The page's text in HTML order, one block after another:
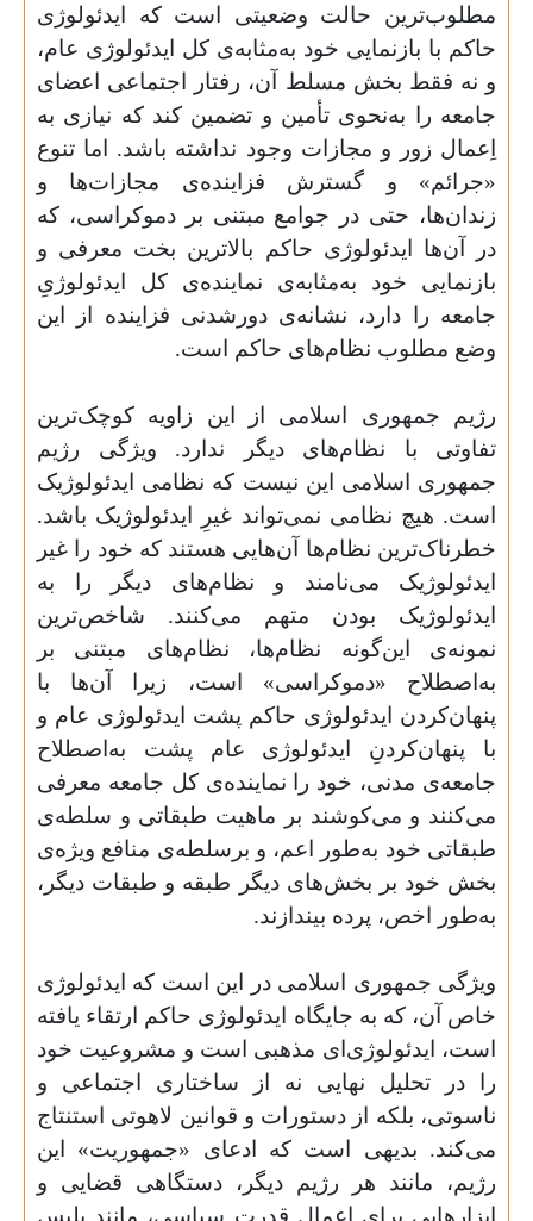
مطلوب‌ترین حالت وضعیتی است که ایدئولوژی
حاکم با بازنمایی خود به‌مثابه‌ی کل ایدئولوژی عام،
و نه فقط بخش مسلط آن، رفتار اجتماعی اعضای
جامعه را به‌نحوی تأمین و تضمین کند که نیازی به
اِعمال زور و مجازات وجود نداشته باشد. اما تنوع
«جرائم» و گسترش فزاینده‌ی مجازات‌ها و
زندان‌ها، حتی در جوامع مبتنی بر دموکراسی، که
در آن‌ها ایدئولوژی حاکم بالاترین بخت معرفی و
بازنمایی خود به‌مثابه‌ی نماینده‌ی کل ایدئولوژیِ
جامعه را دارد، نشانه‌ی دورشدنی فزاینده از این
وضع مطلوب نظام‌های حاکم است.
رژیم جمهوری اسلامی از این زاویه کوچک‌ترین
تفاوتی با نظام‌های دیگر ندارد. ویژگی رژیم
جمهوری اسلامی این نیست که نظامی ایدئولوژیک
است. هیچ نظامی نمی‌تواند غیرِ ایدئولوژیک باشد.
خطرناک‌ترین نظام‌ها آن‌هایی هستند که خود را غیر
ایدئولوژیک می‌نامند و نظام‌های دیگر را به
ایدئولوژیک ‌بودن متهم می‌کنند. شاخص‌ترین
نمونه‌ی این‌گونه نظام‌ها، نظام‌های مبتنی بر
به‌اصطلاح «دموکراسی» است، زیرا آن‌ها با
پنهان‌کردن ایدئولوژی حاکم پشت ایدئولوژی عام و
با پنهان‌کردنِ ایدئولوژی عام پشت به‌اصطلاح
جامعه‌ی مدنی، خود را نماینده‌ی کل جامعه معرفی
می‌کنند و می‌کوشند بر ماهیت طبقاتی و سلطه‌ی
طبقاتی خود به‌طور اعم، و برسلطه‌ی منافع ویژه‌ی
بخش خود بر بخش‌های دیگر طبقه و طبقات دیگر،
به‌طور اخص، پرده بیندازند.
ویژگی جمهوری اسلامی در این است که ایدئولوژی
خاص آن، که به جایگاه ایدئولوژی حاکم ارتقاء یافته
است، ایدئولوژی‌ای مذهبی است و مشروعیت خود
را در تحلیل نهایی نه از ساختاری اجتماعی و
ناسوتی، بلکه از دستورات و قوانین لاهوتی استنتاج
می‌کند. بدیهی است که ادعای «جمهوریت» این
رژیم، مانند هر رژیم دیگر، دستگاهی قضایی و
ابزارهایی برای اِعمال قدرت سیاسی، مانند پلیس